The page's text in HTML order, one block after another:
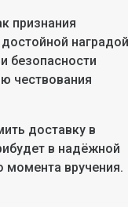
признания
наградой
безопасности
чествования
доставку в
в надёжной
момента вручения.